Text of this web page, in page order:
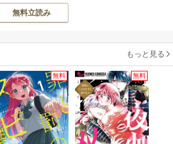
ト・デスプレイ外
伝 怪人ソリティア
無料立読み
もっと見る
無料 無料